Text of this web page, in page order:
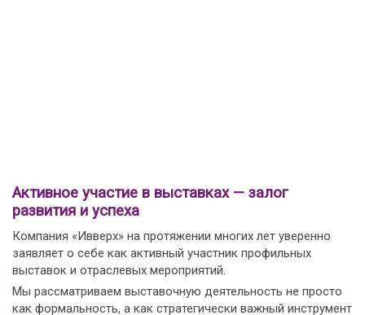
Активное участие в выставках — залог
развития и успеха
Компания «Ивверх» на протяжении многих лет уверенно
заявляет о себе как активный участник профильных
выставок и отраслевых мероприятий.
Мы рассматриваем выставочную деятельность не просто
как формальность, а как стратегически важный инструмент